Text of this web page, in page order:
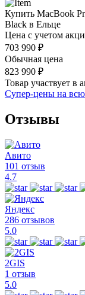
Купить MacBook
Black в Ельце
Цена с учетом
703 990 ₽
Обычная цена
823 990 ₽
Товар участвует в
Супер-цены на
Отзывы
Авито
101 отзыв
4.7
Яндекс
286 отзывов
5.0
2GIS
1 отзыв
5.0